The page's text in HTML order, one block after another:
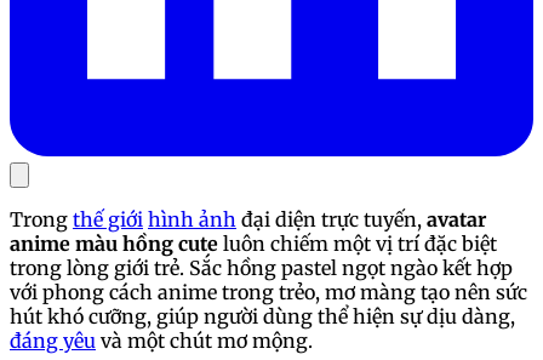
Trong thế giới hình ảnh đại diện trực tuyến, avatar
anime màu hồng cute luôn chiếm một vị trí đặc biệt
trong lòng giới trẻ. Sắc hồng pastel ngọt ngào kết hợp
với phong cách anime trong trẻo, mơ màng tạo nên sức
hút khó cưỡng, giúp người dùng thể hiện sự dịu dàng,
đáng yêu và một chút mơ mộng.